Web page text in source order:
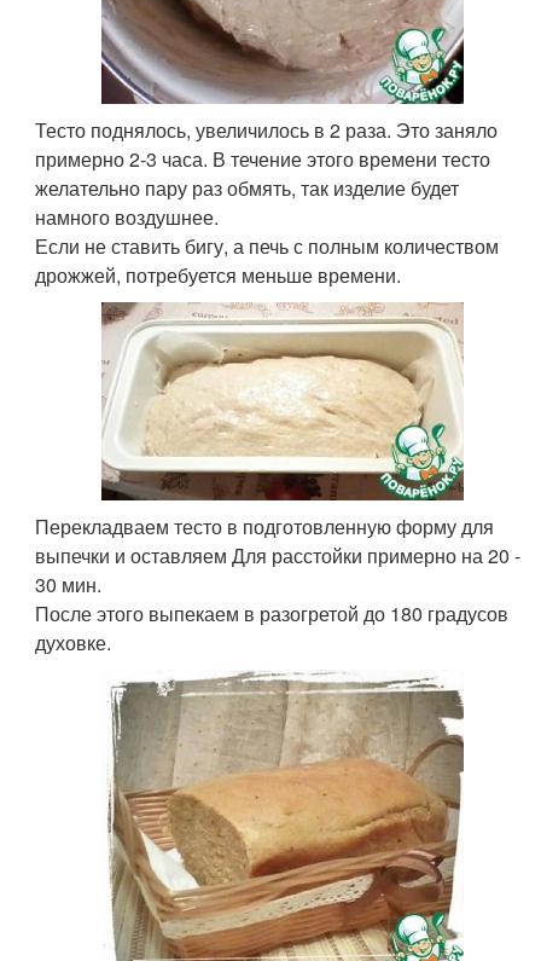
Тесто поднялось, увеличилось в 2 раза. Это заняло
примерно 2-3 часа. В течение этого времени тесто
желательно пару раз обмять, так изделие будет
намного воздушнее.
Если не ставить бигу, а печь с полным количеством
дрожжей, потребуется меньше времени.
Перекладваем тесто в подготовленную форму для
выпечки и оставляем Для расстойки примерно на 20 -
30 мин.
После этого выпекаем в разогретой до 180 градусов
духовке.